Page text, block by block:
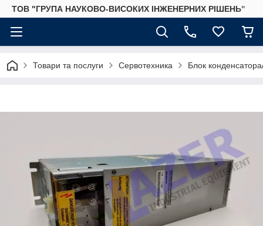
ТОВ "ГРУПА НАУКОВО-ВИСОКИХ ІНЖЕНЕРНИХ РІШЕНЬ"
Товари та послуги Сервотехника Блок